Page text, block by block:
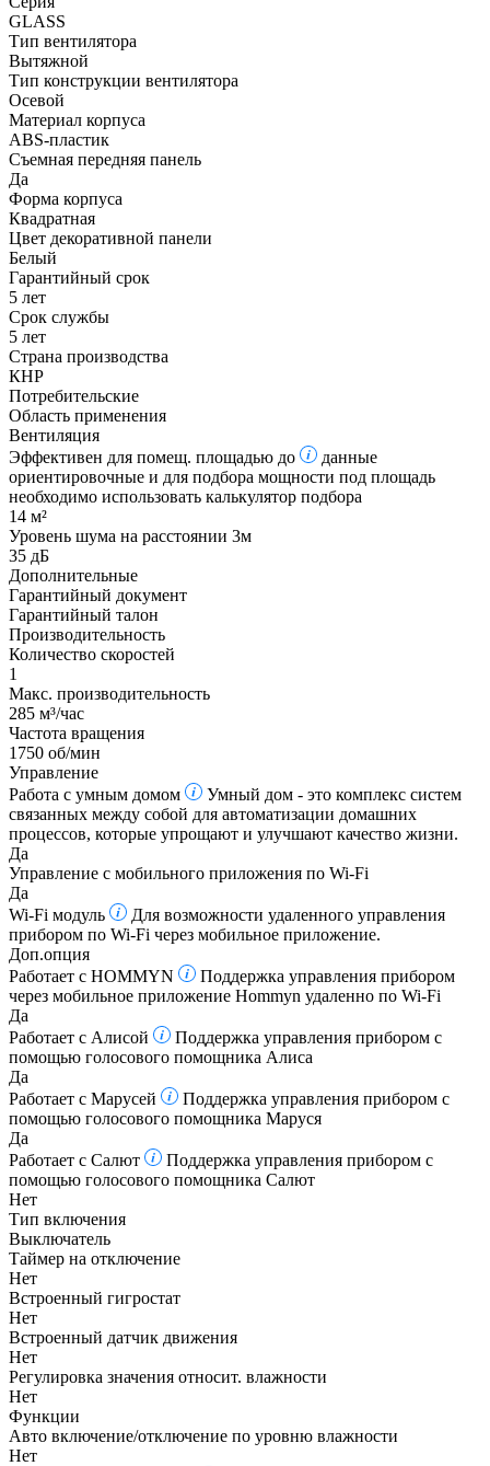
GLASS
Тип вентилятора
Вытяжной
Тип конструкции вентилятора
Осевой
Материал корпуса
ABS-пластик
Съемная передняя панель
Да
Форма корпуса
Квадратная
Цвет декоративной панели
Белый
Гарантийный срок
5 лет
Срок службы
5 лет
Страна производства
КНР
Потребительские
Область применения
Вентиляция
Эффективен для помещ. площадью до
данные
ориентировочные и для подбора мощности под площадь
необходимо использовать калькулятор подбора
14 м²
Уровень шума на расстоянии 3м
35 дБ
Дополнительные
Гарантийный документ
Гарантийный талон
Производительность
Количество скоростей
1
Макс. производительность
285 м³/час
Частота вращения
1750 об/мин
Управление
Работа с умным домом
Умный дом - это комплекс систем
связанных между собой для автоматизации домашних
процессов, которые упрощают и улучшают качество жизни.
Да
Управление c мобильного приложения по Wi-Fi
Да
Wi-Fi модуль
Для возможности удаленного управления
прибором по Wi-Fi через мобильное приложение.
Доп.опция
Работает с HOMMYN
Поддержка управления прибором
через мобильное приложение Hommyn удаленно по Wi-Fi
Да
Работает с Алисой
Поддержка управления прибором с
помощью голосового помощника Алиса
Да
Работает с Марусей
Поддержка управления прибором с
помощью голосового помощника Маруся
Да
Работает с Салют
Поддержка управления прибором с
помощью голосового помощника Салют
Нет
Тип включения
Выключатель
Таймер на отключение
Нет
Встроенный гигростат
Нет
Встроенный датчик движения
Нет
Регулировка значения относит. влажности
Нет
Функции
Авто включение/отключение по уровню влажности
Нет